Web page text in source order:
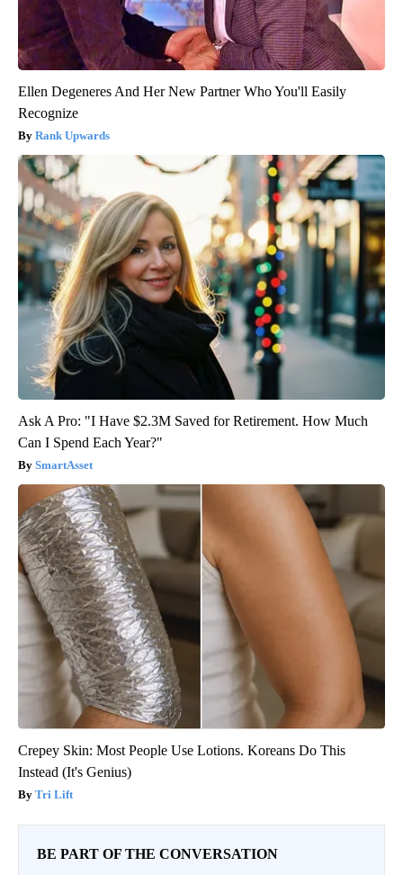
Ellen Degeneres And Her New Partner Who You'll Easily
Recognize
Rank Upwards
Ask A Pro: "I Have $2.3M Saved for Retirement. How Much
Can I Spend Each Year?"
SmartAsset
Crepey Skin: Most People Use Lotions. Koreans Do This
Instead (It's Genius)
Tri Lift
BE PART OF THE CONVERSATION